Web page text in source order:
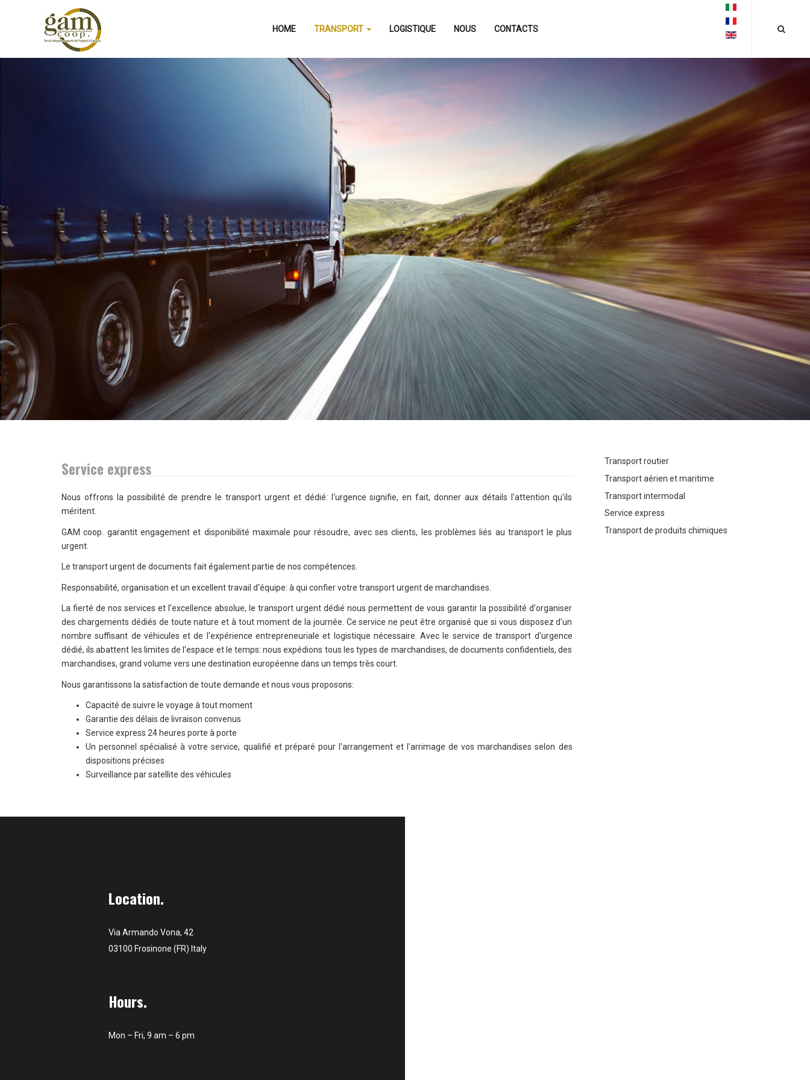
HOME TRANSPORT LOGISTIQUE NOUS CONTACTS
Service express
Nous offrons la possibilité de prendre le transport urgent et dédié: l'urgence signifie, en fait, donner aux détails l'attention qu'ils
méritent.
GAM coop. garantit engagement et disponibilité maximale pour résoudre, avec ses clients, les problèmes liés au transport le plus
urgent.
Le transport urgent de documents fait également partie de nos compétences.
Responsabilité, organisation et un excellent travail d'équipe: à qui confier votre transport urgent de marchandises.
La fierté de nos services et l'excellence absolue, le transport urgent dédié nous permettent de vous garantir la possibilité d'organiser
des chargements dédiés de toute nature et à tout moment de la journée. Ce service ne peut être organisé que si vous disposez d'un
nombre suffisant de véhicules et de l'expérience entrepreneuriale et logistique nécessaire. Avec le service de transport d'urgence
dédié, ils abattent les limites de l'espace et le temps: nous expédions tous les types de marchandises, de documents confidentiels, des
marchandises, grand volume vers une destination européenne dans un temps très court.
Nous garantissons la satisfaction de toute demande et nous vous proposons:
Capacité de suivre le voyage à tout moment
Garantie des délais de livraison convenus
Service express 24 heures porte à porte
Un personnel spécialisé à votre service, qualifié et préparé pour l'arrangement et l'arrimage de vos marchandises selon des
dispositions précises
Surveillance par satellite des véhicules
Transport routier
Transport aérien et maritime
Transport intermodal
Service express
Transport de produits chimiques
Location.
Via Armando Vona, 42
03100 Frosinone (FR) Italy
Hours.
Mon – Fri, 9 am – 6 pm